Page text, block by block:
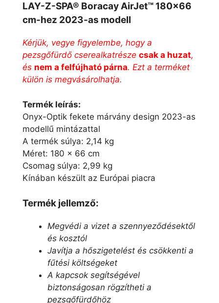
LAY-Z-SPA® Boracay AirJet™ 180×66
cm-hez 2023-as modell
Kérjük, vegye figyelembe, hogy a
pezsgőfürdő cserealkatrésze csak a huzat,
és nem a felfújható párna. Ezt a terméket
külön is megvásárolhatja.
Termék leírás:
Onyx-Optik fekete márvány design 2023-as
modellű mintázattal
A termék súlya: 2,14 kg
Méret: 180 x 66 cm
Csomag súlya: 2,99 kg
Kínában készült az Európai piacra
Termék jellemző:
Megvédi a vizet a szennyeződésektől
és kosztól
Javítja a hőszigetelést és csökkenti a
fűtési költségeket
A kapcsok segítségével
biztonságosan rögzítheti a
pezsgőfürdőhöz